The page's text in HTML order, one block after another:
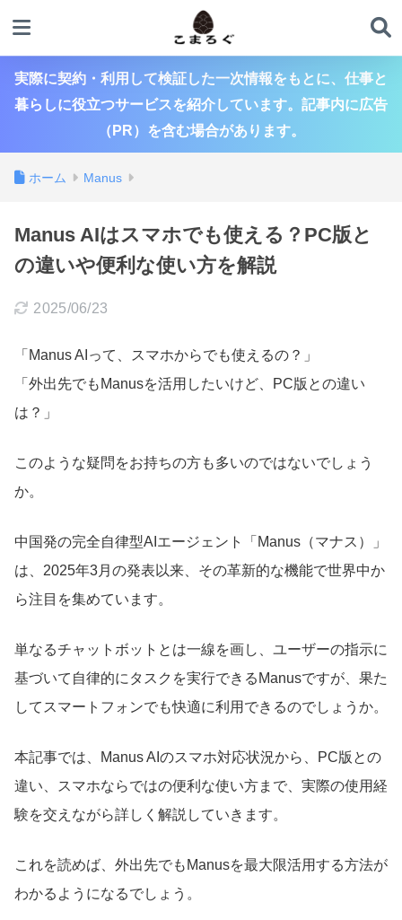
実際に契約・利用して検証した一次情報をもとに、仕事と
暮らしに役立つサービスを紹介しています。記事内に広告
（PR）を含む場合があります。
ホーム Manus
Manus AIはスマホでも使える？PC版と
の違いや便利な使い方を解説
2025/06/23
「Manus AIって、スマホからでも使えるの？」
「外出先でもManusを活用したいけど、PC版との違い
は？」
このような疑問をお持ちの方も多いのではないでしょう
か。
中国発の完全自律型AIエージェント「Manus（マナス）」
は、2025年3月の発表以来、その革新的な機能で世界中か
ら注目を集めています。
単なるチャットボットとは一線を画し、ユーザーの指示に
基づいて自律的にタスクを実行できるManusですが、果た
してスマートフォンでも快適に利用できるのでしょうか。
本記事では、Manus AIのスマホ対応状況から、PC版との
違い、スマホならではの便利な使い方まで、実際の使用経
験を交えながら詳しく解説していきます。
これを読めば、外出先でもManusを最大限活用する方法が
わかるようになるでしょう。